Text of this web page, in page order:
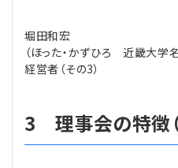
定款関連
インボイス
法改正-法務
IT
論壇
NEWS・TOPIC・特報
【連載】これからの時代の
【連載】事例に学ぶ立入検
登録案内
堀田和宏
（ほった・かずひろ 近畿大
経営者（その3）
3 理事会の特徴（